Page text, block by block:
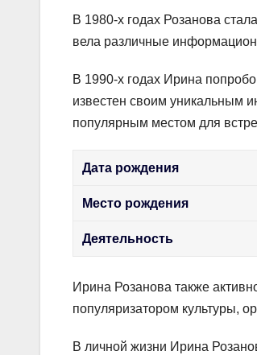
В 1980-х годах Розанова
вела различные
В 1990-х годах Ирина
известен своим уникальным
популярным местом для
Дата рождения
Место рождения
Деятельность
Ирина Розанова также
популяризатором культуры,
В личной жизни Ирина